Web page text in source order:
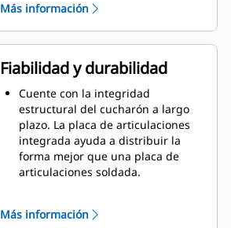
radio mejora el flujo de materiales
en el cucharón. El espacio libre
adicional en el talón garantiza que
la parte inferior del cucharón no
se arrastre, lo que reduce los
costes de mantenimiento.
Picos de consumo de combustible
durante la excavación. Los
cucharones Cat se han diseñado
para cortar material rápidamente
para mejorar la eficiencia de
Cargue más material en menos
Más información
Fiabilidad y durabilidad
Cuente con la integridad
estructural del cucharón a largo
plazo. La placa de articulaciones
integrada ayuda a distribuir la
forma mejor que una placa de
articulaciones soldada.
alta resistencia, especialmente en
Más información